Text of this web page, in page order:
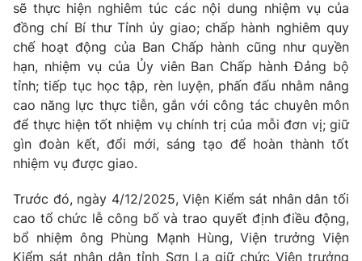
Phó Tổng Biên tập:Nguyễn Thị Mỹ Hạnh, Phạm Quốc Thắng,
Nguyễn Trọng Ninh
Tổng đài VTV: 024.38 355 931 - 024.38 355 932
Ðiện thoại Thời báo VTV:024.66 897 897
Email:toasoan@vtv.vn
Liên hệ quảng cáo:024-7300.7108
sẽ thực hiện nghiêm túc các nội dung nhiệm vụ của
đồng chí Bí thư Tỉnh ủy giao; chấp hành nghiêm quy
chế hoạt động của Ban Chấp hành cũng như quyền
hạn, nhiệm vụ của Ủy viên Ban Chấp hành Đảng bộ
tỉnh; tiếp tục học tập, rèn luyện, phấn đấu nhằm nâng
cao năng lực thực tiễn, gắn với công tác chuyên môn
để thực hiện tốt nhiệm vụ chính trị của mỗi đơn vị; giữ
gìn đoàn kết, đổi mới, sáng tạo để hoàn thành tốt
nhiệm vụ được giao.
Trước đó, ngày 4/12/2025, Viện Kiểm sát nhân dân tối
cao tổ chức lễ công bố và trao quyết định điều động,
bổ nhiệm ông Phùng Mạnh Hùng, Viện trưởng Viện
Kiểm sát nhân dân tỉnh Sơn La giữ chức Viện trưởng